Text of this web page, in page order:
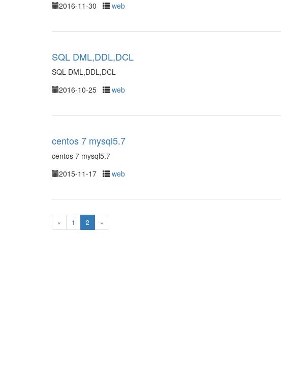
2016-11-30
web
SQL DML,DDL,DCL
SQL DML,DDL,DCL
2016-10-25
web
centos 7 mysql5.7
centos 7 mysql5.7
2015-11-17
web
« 1 2 »